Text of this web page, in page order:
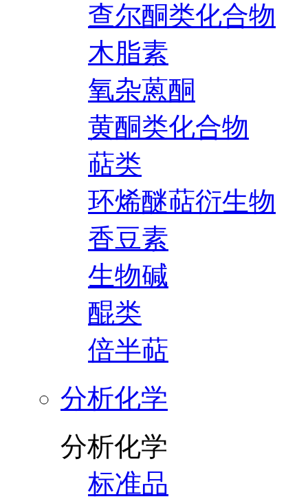
查尔酮类化合物
木脂素
氧杂蒽酮
黄酮类化合物
萜类
环烯醚萜衍生物
香豆素
生物碱
醌类
倍半萜
分析化学
分析化学
标准品